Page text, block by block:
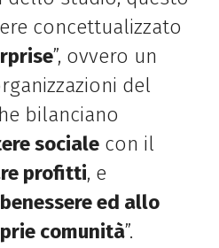
concettualizzato
”, ovvero un
del
bilanciano
socialecon il
profitti, e
ed allo
comunità”.